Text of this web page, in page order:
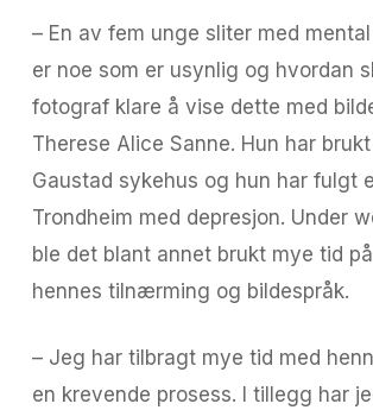
– En av fem unge sliter med
er noe som er usynlig og hvordan
fotograf klare å vise dette med
Therese Alice Sanne. Hun har
Gaustad sykehus og hun har fulgt
Trondheim med depresjon. Under
ble det blant annet brukt mye tid
hennes tilnærming og bildespråk.
– Jeg har tilbragt mye tid med
en krevende prosess. I tillegg har